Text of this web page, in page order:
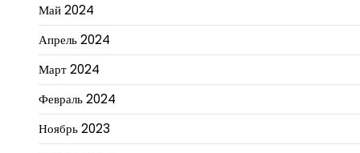
Май 2024
Апрель 2024
Март 2024
Февраль 2024
Ноябрь 2023